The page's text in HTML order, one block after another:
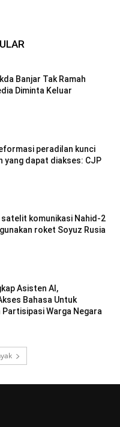
Banjar Tak Ramah
Diminta Keluar
peradilan kunci
yang dapat diakses: CJP
satelit komunikasi Nahid-2
roket Soyuz Rusia
Asisten AI,
Bahasa Untuk
Partisipasi Warga Negara